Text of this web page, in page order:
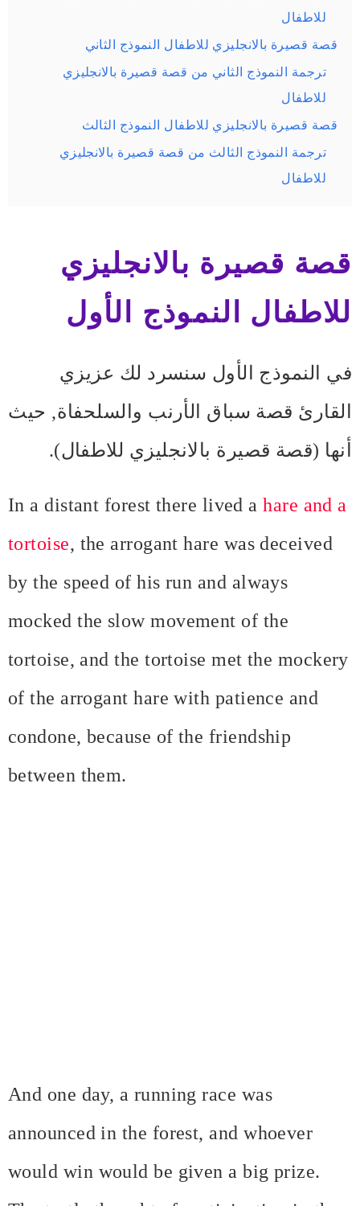
للاطفال
قصة قصيرة بالانجليزي للاطفال النموذج الثاني
ترجمة النموذج الثاني من قصة قصيرة بالانجليزي
للاطفال
قصة قصيرة بالانجليزي للاطفال النموذج الثالث
ترجمة النموذج الثالث من قصة قصيرة بالانجليزي
للاطفال
قصة قصيرة بالانجليزي
للاطفال النموذج الأول
في النموذج الأول سنسرد لك عزيزي
القارئ قصة سباق الأرنب والسلحفاة, حيث
أنها (قصة قصيرة بالانجليزي للاطفال).
In a distant forest there lived ahare and a
tortoise, the arrogant hare was deceived
by the speed of his run and always
mocked the slow movement of the
tortoise, and the tortoise met the mockery
of the arrogant hare with patience and
condone, because of the friendship
between them.
And one day, a running race was
announced in the forest, and whoever
would win would be given a big prize.